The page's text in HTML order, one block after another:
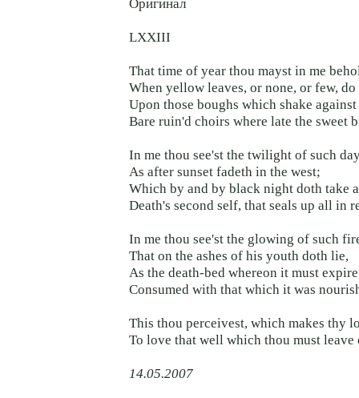
Оригинал
LXXIII
That time of year thou mayst in me
When yellow leaves, or none, or few, do
Upon those boughs which shake
Bare ruin'd choirs where late the sweet
In me thou see'st the twilight of such
As after sunset fadeth in the west;
Which by and by black night doth take
Death's second self, that seals up all in
In me thou see'st the glowing of such
That on the ashes of his youth doth lie,
As the death-bed whereon it must
Consumed with that which it was
This thou perceivest, which makes thy
To love that well which thou must leave
14.05.2007